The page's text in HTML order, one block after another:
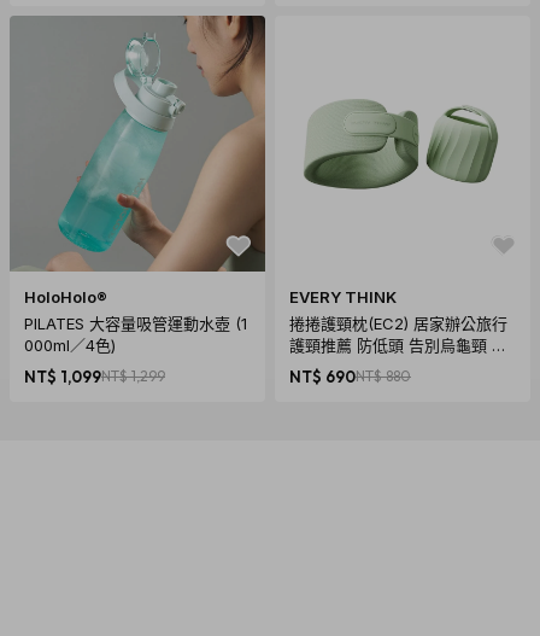
HoloHolo®
PILATES 大容量吸管運動水壺 (1
000ml／4色)
NT$ 1,099NT$ 1,299
EVERY THINK
捲捲護頸枕(EC2) 居家辦公旅行
護頸推薦 防低頭 告別烏龜頸 頸
椎養護 多色可選
NT$ 690NT$ 880